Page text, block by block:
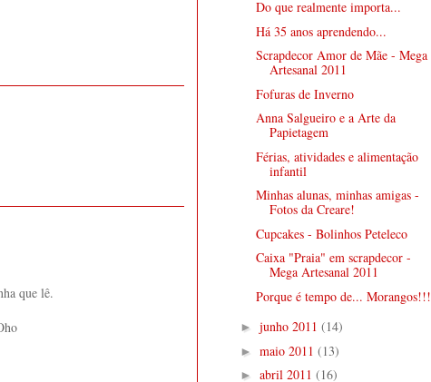
que lê.
Do que realmente importa...
Há 35 anos aprendendo...
Scrapdecor Amor de Mãe - Mega
Artesanal 2011
Fofuras de Inverno
Anna Salgueiro e a Arte da
Papietagem
Férias, atividades e alimentação
infantil
Minhas alunas, minhas amigas -
Fotos da Creare!
Cupcakes - Bolinhos Peteleco
Caixa "Praia" em scrapdecor -
Mega Artesanal 2011
Porque é tempo de... Morangos!!!
► junho 2011 (14)
► maio 2011 (13)
► abril 2011 (16)